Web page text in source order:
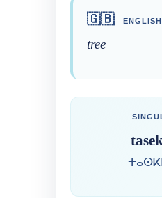
🇬🇧 ENGLISH
tree